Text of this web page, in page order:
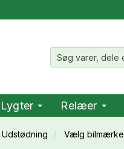
Relæer
Udstødning Vælg bilmærke